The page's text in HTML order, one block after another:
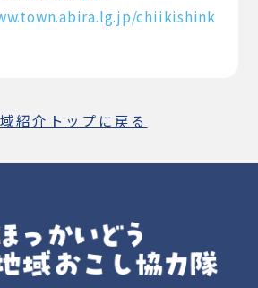
chiikishink
紹介トップに戻る